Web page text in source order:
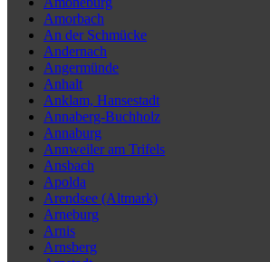
Amorbach
An der Schmücke
Andernach
Angermünde
Anhalt
Anklam, Hansestadt
Annaberg-Buchholz
Annaburg
Annweiler am Trifels
Ansbach
Apolda
Arendsee (Altmark)
Arneburg
Arnis
Arnsberg